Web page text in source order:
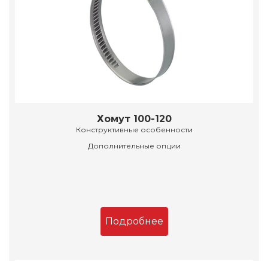
Хомут 100-120
Конструктивные особенности
Дополнительные опции
Подробнее